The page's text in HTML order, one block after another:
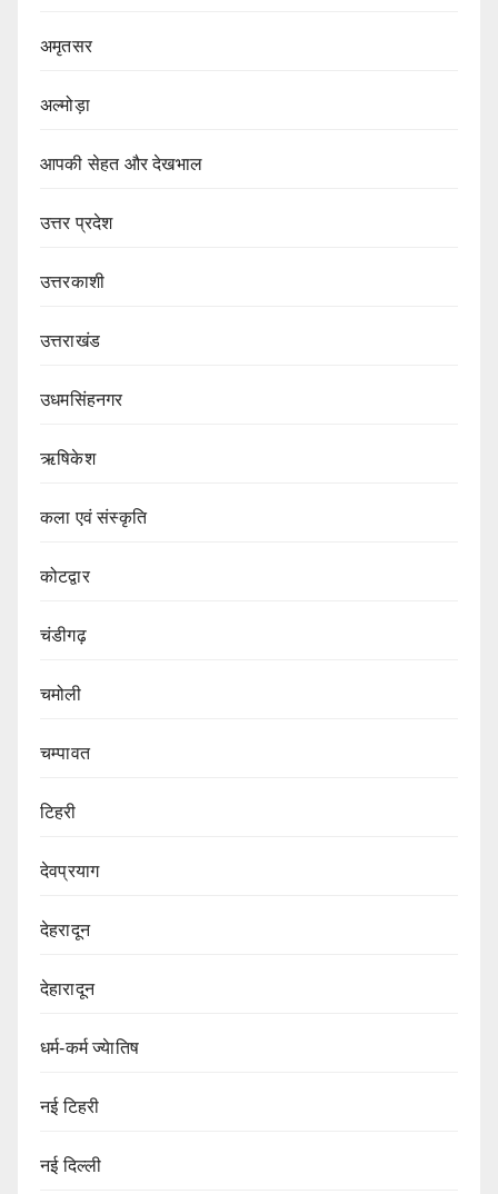
अमृतसर
अल्मोड़ा
आपकी सेहत और देखभाल
उत्तर प्रदेश
उत्तरकाशी
उत्तराखंड
उधमसिंहनगर
ऋषिकेश
कला एवं संस्कृति
कोटद्वार
चंडीगढ़
चमोली
चम्पावत
टिहरी
देवप्रयाग
देहरादून
देहारादून
धर्म-कर्म ज्येातिष
नई टिहरी
नई दिल्ली